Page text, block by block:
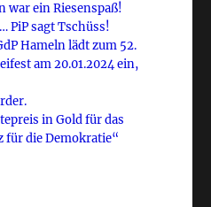
war ein Riesenspaß!
PiP sagt Tschüss!
Hameln lädt zum 52.
am 20.01.2024 ein,
in Gold für das
für die Demokratie“